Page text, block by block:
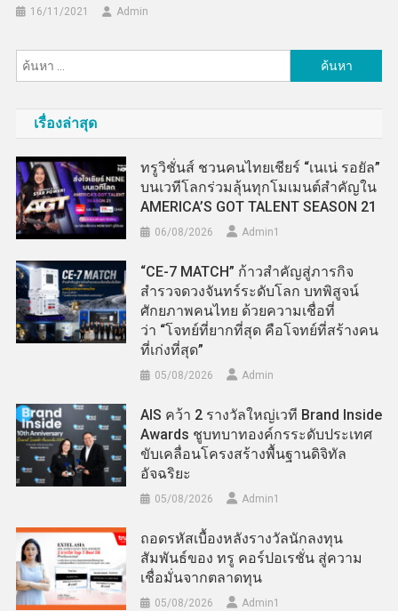
16/11/2021 Admin
สำหรับ:
เรื่องล่าสุด
ทรูวิชั่นส์ ชวนคนไทยเชียร์ “เนเน่ รอยัล”
บนเวทีโลกร่วมลุ้นทุกโมเมนต์สำคัญใน
AMERICA’S GOT TALENT SEASON 21
06/08/2026 Admin​1
“CE-7 MATCH” ก้าวสำคัญสู่ภารกิจ
สำรวจดวงจันทร์ระดับโลก บทพิสูจน์
ศักยภาพคนไทย ด้วยความเชื่อที่
ว่า “โจทย์ที่ยากที่สุด คือโจทย์ที่สร้างคน
ที่เก่งที่สุด”
05/08/2026 Admin
AIS คว้า 2 รางวัลใหญ่เวที Brand Inside
Awards ชูบทบาทองค์กรระดับประเทศ
ขับเคลื่อนโครงสร้างพื้นฐานดิจิทัล
อัจฉริยะ
05/08/2026 Admin​1
ถอดรหัสเบื้องหลังรางวัลนักลงทุน
สัมพันธ์ของ ทรู คอร์ปอเรชั่น สู่ความ
เชื่อมั่นจากตลาดทุน
05/08/2026 Admin​1